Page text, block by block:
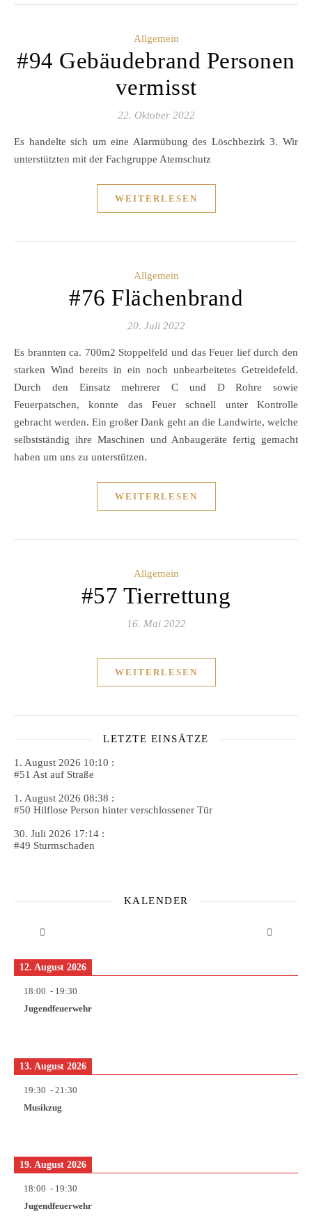
Allgemein
#94 Gebäudebrand Personen
vermisst
22. Oktober 2022
Es handelte sich um eine Alarmübung des Löschbezirk 3. Wir
unterstützten mit der Fachgruppe Atemschutz
WEITERLESEN
Allgemein
#76 Flächenbrand
20. Juli 2022
Es brannten ca. 700m2 Stoppelfeld und das Feuer lief durch den
starken Wind bereits in ein noch unbearbeitetes Getreidefeld.
Durch den Einsatz mehrerer C und D Rohre sowie
Feuerpatschen, konnte das Feuer schnell unter Kontrolle
gebracht werden. Ein großer Dank geht an die Landwirte, welche
selbstständig ihre Maschinen und Anbaugeräte fertig gemacht
haben um uns zu unterstützen.
WEITERLESEN
Allgemein
#57 Tierrettung
16. Mai 2022
WEITERLESEN
LETZTE EINSÄTZE
1. August 2026 10:10 :
#51 Ast auf Straße
1. August 2026 08:38 :
#50 Hilflose Person hinter verschlossener Tür
30. Juli 2026 17:14 :
#49 Sturmschaden
KALENDER
12. August 2026
18:00 - 19:30
Jugendfeuerwehr
13. August 2026
19:30 - 21:30
Musikzug
19. August 2026
18:00 - 19:30
Jugendfeuerwehr